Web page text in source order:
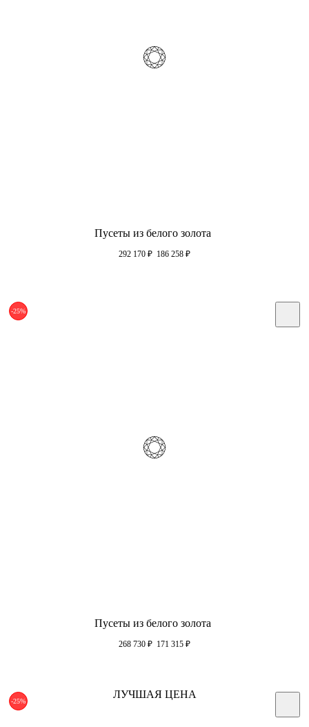
Пусеты из белого золота
292 170 ₽ 186 258 ₽
-25%
Пусеты из белого золота
268 730 ₽ 171 315 ₽
-25%
ЛУЧШАЯ ЦЕНА